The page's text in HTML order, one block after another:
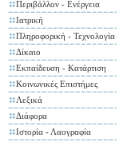
Περιβάλλον - Ενέργεια
Ιατρική
Πληροφορική - Τεχνολογία
Δίκαιο
Εκπαίδευση - Κατάρτιση
Κοινωνικές Επιστήμες
Λεξικά
Διάφορα
Ιστορία - Λαογραφία